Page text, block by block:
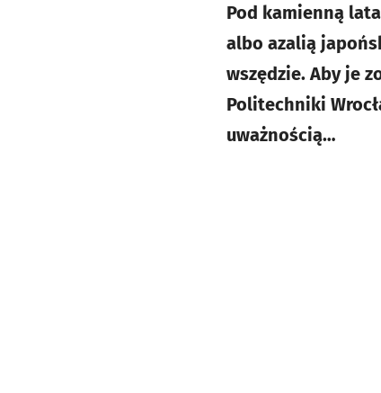
Pod kamienną
albo azalią
wszędzie. Aby je
Politechniki
uważnością…